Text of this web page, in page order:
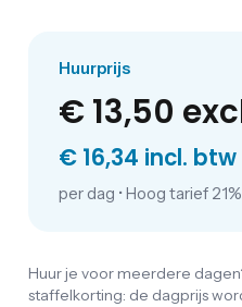
Huurprijs
€ 13,50
€ 16,34 incl. btw
per dag • Hoog tarief 21%
Huur je voor meerdere
staffelkorting: de dagprijs